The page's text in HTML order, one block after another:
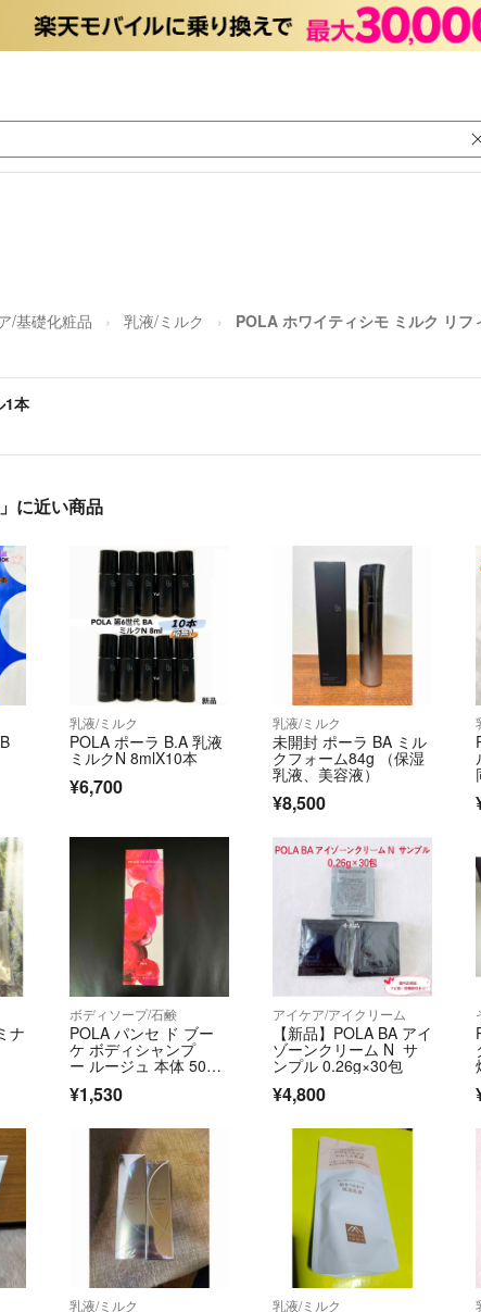
/基礎化粧品 乳液/ミルク POLA ホワイティシモ ミルク リフ
1本
に近い商品
乳液/ミルク
POLA ポーラ B.A 乳液
ミルクN 8mlX10本
¥6,700
乳液/ミルク
未開封 ポーラ BA ミル
クフォーム84g （保湿
乳液、美容液）
¥8,500
ナ
ボディソープ/石鹸
POLA パンセ ド ブー
ケ ボディシャンプ
ー ルージュ 本体 500m
¥1,530
アイケア/アイクリーム
【新品】POLA BA アイ
ゾーンクリーム N サ
ンプル 0.26g×30包
¥4,800
乳液/ミルク 乳液/ミルク